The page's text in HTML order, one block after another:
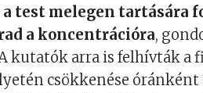
test melegen tartására
a koncentrációra,
kutatók arra is felhívták a
csökkenése